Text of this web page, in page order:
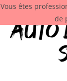
Vous êtes
de